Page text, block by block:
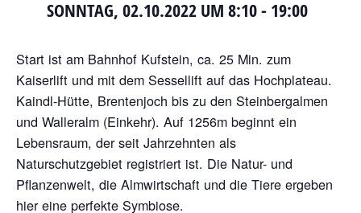
SONNTAG, 02.10.2022 UM 8:10- 19:00
Start ist am Bahnhof Kufstein, ca. 25 Min. zum
Kaiserlift und mit dem Sessellift auf das Hochplateau.
Kaindl-Hütte, Brentenjoch bis zu den Steinbergalmen
und Walleralm (Einkehr). Auf 1256m beginnt ein
Lebensraum, der seit Jahrzehnten als
Naturschutzgebiet registriert ist. Die Natur- und
Pflanzenwelt, die Almwirtschaft und die Tiere ergeben
hier eine perfekte Symbiose.